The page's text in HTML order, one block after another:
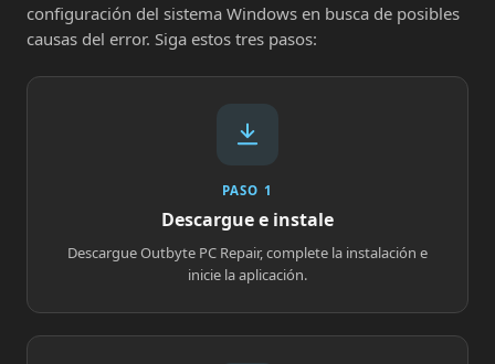
configuración del sistema Windows en busca de posibles
causas del error. Siga estos tres pasos:
PASO 1
Descargue e instale
Descargue Outbyte PC Repair, complete la instalación e
inicie la aplicación.